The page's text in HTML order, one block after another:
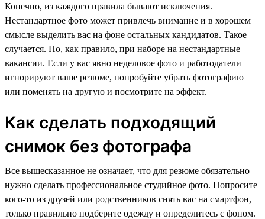
Конечно, из каждого правила бывают исключения.
Нестандартное фото может привлечь внимание и в хорошем
смысле выделить вас на фоне остальных кандидатов. Такое
случается. Но, как правило, при наборе на нестандартные
вакансии. Если у вас явно неделовое фото и работодатели
игнорируют ваше резюме, попробуйте убрать фотографию
или поменять на другую и посмотрите на эффект.
Как сделать подходящий
снимок без фотографа
Все вышесказанное не означает, что для резюме обязательно
нужно сделать профессиональное студийное фото. Попросите
кого-то из друзей или родственников снять вас на смартфон,
только правильно подберите одежду и определитесь с фоном.